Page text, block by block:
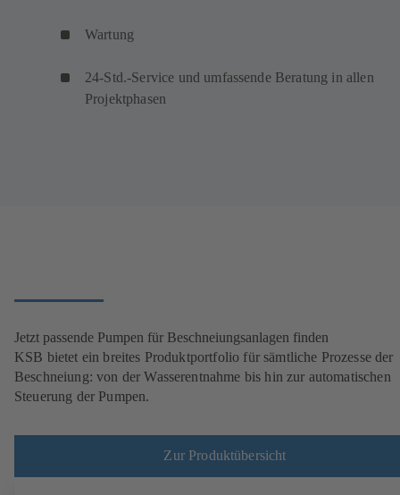
Wartung
24-Std.-Service und umfassende Beratung in allen
Projektphasen
Jetzt passende Pumpen für Beschneiungsanlagen finden
KSB bietet ein breites Produktportfolio für sämtliche Prozesse der
Beschneiung: von der Wasserentnahme bis hin zur automatischen
Steuerung der Pumpen.
Zur Produktübersicht